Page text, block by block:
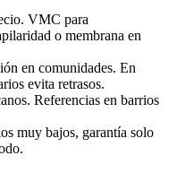
VMC para
o membrana en
en comunidades. En
evita retrasos.
Referencias en barrios
muy bajos, garantía solo